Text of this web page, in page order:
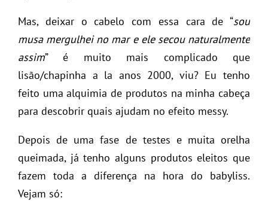
Mas, deixar o cabelo com essa cara de “sou
musa mergulhei no mar e ele secou naturalmente
assim” é muito mais complicado que
lisão/chapinha a la anos 2000, viu? Eu tenho
feito uma alquimia de produtos na minha cabeça
para descobrir quais ajudam no efeito messy.
Depois de uma fase de testes e muita orelha
queimada, já tenho alguns produtos eleitos que
fazem toda a diferença na hora do babyliss.
Vejam só: